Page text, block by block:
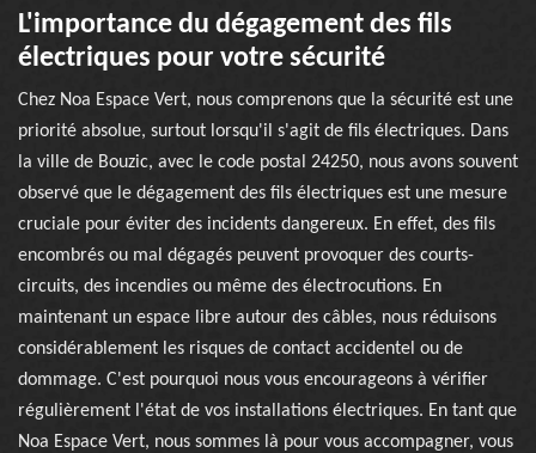
L'importance du dégagement des fils
électriques pour votre sécurité
Chez Noa Espace Vert, nous comprenons que la sécurité est une
priorité absolue, surtout lorsqu'il s'agit de fils électriques. Dans
la ville de Bouzic, avec le code postal 24250, nous avons souvent
observé que le dégagement des fils électriques est une mesure
cruciale pour éviter des incidents dangereux. En effet, des fils
encombrés ou mal dégagés peuvent provoquer des courts-
circuits, des incendies ou même des électrocutions. En
maintenant un espace libre autour des câbles, nous réduisons
considérablement les risques de contact accidentel ou de
dommage. C'est pourquoi nous vous encourageons à vérifier
régulièrement l'état de vos installations électriques. En tant que
Noa Espace Vert, nous sommes là pour vous accompagner, vous